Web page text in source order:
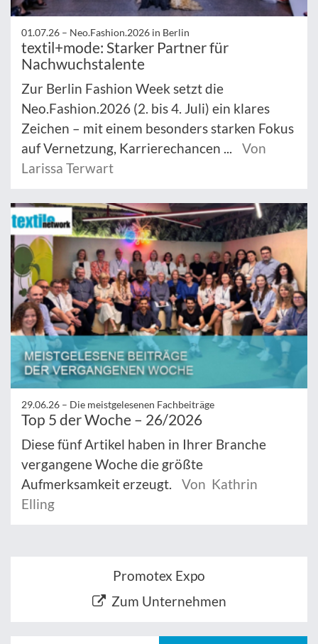
01.07.26 – Neo.Fashion.2026 in Berlin
textil+mode: Starker Partner für
Nachwuchstalente
Zur Berlin Fashion Week setzt die
Neo.Fashion.2026 (2. bis 4. Juli) ein klares
Zeichen – mit einem besonders starken Fokus
auf Vernetzung, Karrierechancen ...
Von
Larissa Terwart
29.06.26 – Die meistgelesenen Fachbeiträge
Top 5 der Woche – 26/2026
Diese fünf Artikel haben in Ihrer Branche
vergangene Woche die größte
Aufmerksamkeit erzeugt.
Von Kathrin
Elling
Promotex Expo
Zum Unternehmen